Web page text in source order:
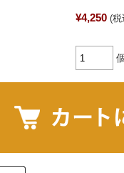
¥4,250 (税